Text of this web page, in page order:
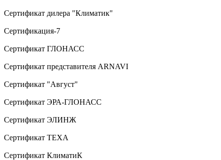
Сертификат дилера "Климатик"
Сертификация-7
Сертификат ГЛОНАСС
Сертификат представителя ARNAVI
Сертификат "Август"
Сертификат ЭРА-ГЛОНАСС
Сертификат ЭЛИНЖ
Сертификат TEXA
Сертификат КлиматиК